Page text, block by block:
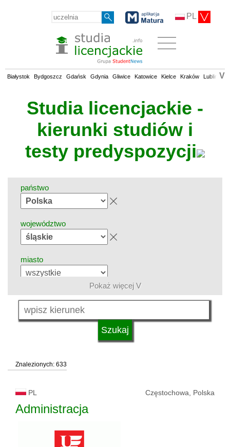
PL
Białystok Bydgoszcz Gdańsk Gdynia Gliwice Katowice Kielce Kraków Lublin V
Studia licencjackie -
kierunki studiów i
testy predyspozycji
państwo
województwo
miasto
grupa kierunków
system studiów
typ uczelni
status uczelni
Pokaż więcej V
Znalezionych: 633
PL Częstochowa, Polska
Administracja